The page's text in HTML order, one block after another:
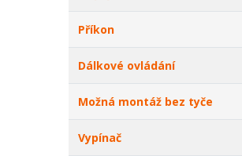
Příkon
Dálkové ovládání
Možná montáž bez tyče
Vypínač